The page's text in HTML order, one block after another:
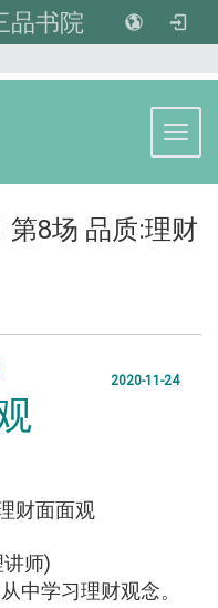
品书院
第8场 品质:理财
2020-11-24
财面面观
讲师)
中学习理财观念。